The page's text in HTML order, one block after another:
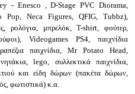
- Enesco , D-Stage PVC Diorama,
Pop, Neca Figures, QFIG, Tubbz),
ρολόγια, μπρελόκ, Τ-shirt, φούτερ,
Videogames PS4, παιχνίδια
παιχνίδια, Mr Potato Head,
lego, συλλεκτικά παιχνίδια,
και είδη δώρων (πακέτα δώρων,
φωτιστικά) κ.α.